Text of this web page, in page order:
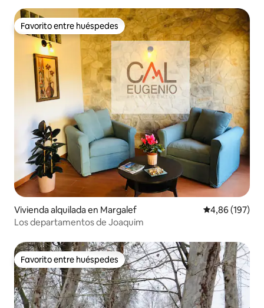
Favorito entre huéspedes
Favorito entre huéspedes
Vivienda alquilada en Margalef Calificación
4,86 (197)
Los departamentos de Joaquim
Favorito entre huéspedes
Favorito entre huéspedes